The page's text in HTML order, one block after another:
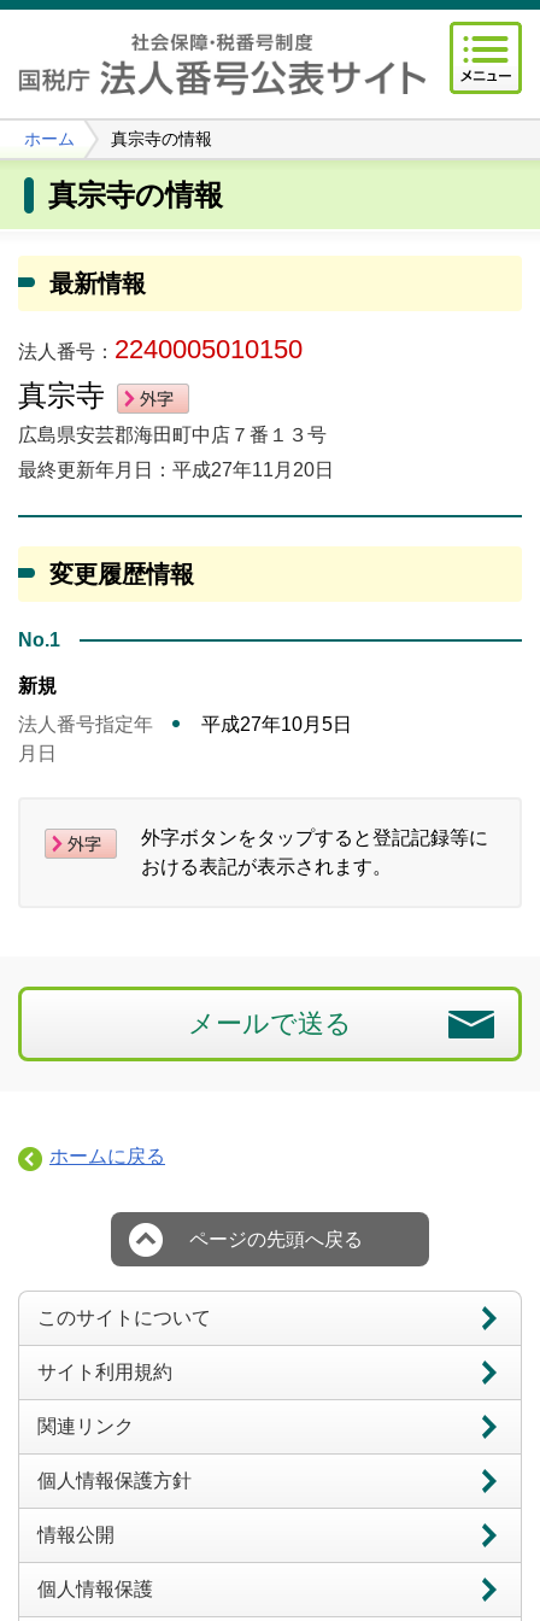
ホーム 真宗寺の情報
真宗寺の情報
最新情報
法人番号： 2240005010150
真宗寺
広島県安芸郡海田町中店７番１３号
最終更新年月日：平成27年11月20日
変更履歴情報
No.1
新規
法人番号指定年
月日
平成27年10月5日
外字ボタンをタップすると登記記録等に
おける表記が表示されます。
メールで送る
ホームに戻る
ページの先頭へ戻る
このサイトについて
サイト利用規約
関連リンク
個人情報保護方針
情報公開
個人情報保護